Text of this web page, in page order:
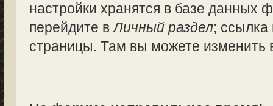
настройки хранятся в базе данных
перейдите вЛичный раздел; ссылка
страницы. Там вы можете изменить